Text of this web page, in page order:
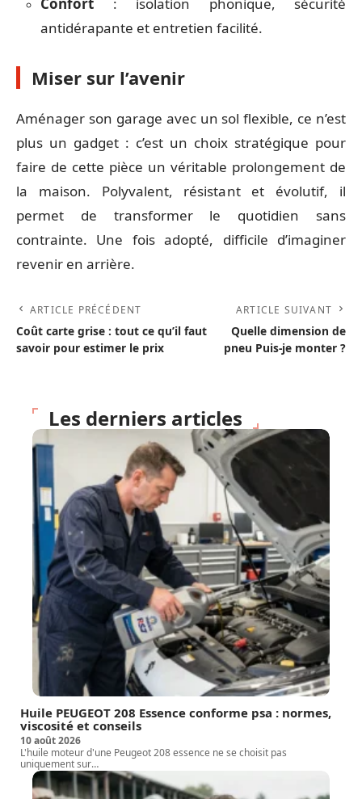
antidérapante et entretien facilité.
Miser sur l’avenir
Aménager son garage avec un sol flexible, ce n’est
plus un gadget : c’est un choix stratégique pour
faire de cette pièce un véritable prolongement de
la maison. Polyvalent, résistant et évolutif, il
permet de transformer le quotidien sans
contrainte. Une fois adopté, difficile d’imaginer
revenir en arrière.
ARTICLE PRÉCÉDENT
Coût carte grise : tout ce qu’il faut
savoir pour estimer le prix
ARTICLE SUIVANT
Quelle dimension de
pneu Puis-je monter ?
Les derniers articles
Huile PEUGEOT 208 Essence conforme psa : normes,
viscosité et conseils
10 août 2026
L'huile moteur d'une Peugeot 208 essence ne se choisit pas
uniquement sur…